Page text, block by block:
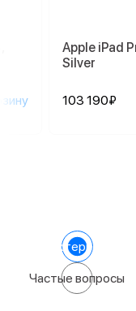
Apple iPad
Silver
103 190₽
Характеристики
Частые вопросы